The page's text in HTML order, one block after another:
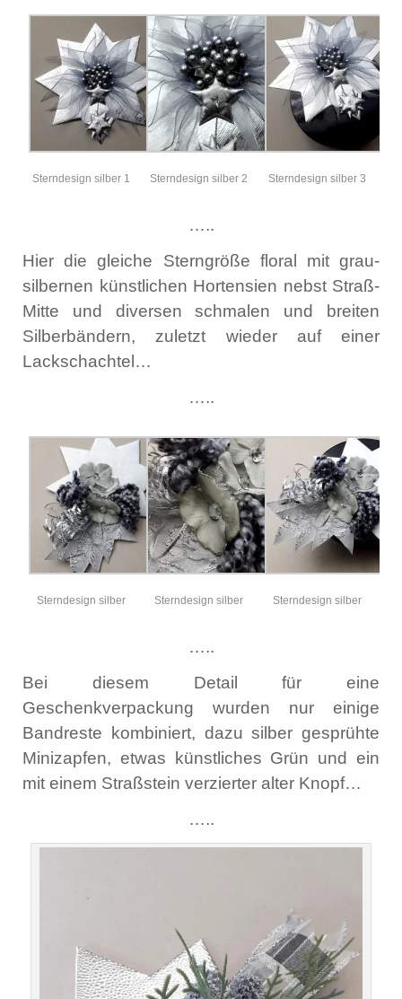
Sterndesign silber 1 Sterndesign silber 2 Sterndesign silber 3
…..
Hier die gleiche Sterngröße floral mit grau-
silbernen künstlichen Hortensien nebst Straß-
Mitte und diversen schmalen und breiten
Silberbändern, zuletzt wieder auf einer
Lackschachtel…
…..
Sterndesign silber Sterndesign silber Sterndesign silber
…..
Bei diesem Detail für eine
Geschenkverpackung wurden nur einige
Bandreste kombiniert, dazu silber gesprühte
Minizapfen, etwas künstliches Grün und ein
mit einem Straßstein verzierter alter Knopf…
…..